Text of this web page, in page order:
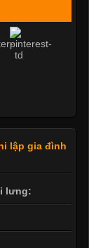
lập gia đình
lưng: